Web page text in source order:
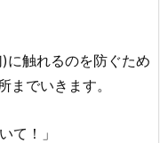
に触れるのを防ぐため
までいきます。
て！」